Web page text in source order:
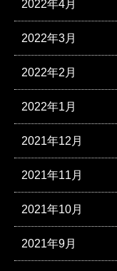
2022年4月
2022年3月
2022年2月
2022年1月
2021年12月
2021年11月
2021年10月
2021年9月